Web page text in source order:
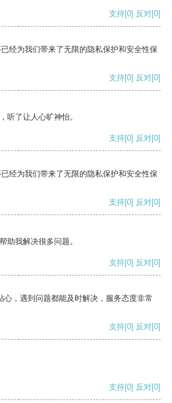
支持[0] 反对[0]
经为我们带来了无限的隐私保护和安全性保
支持[0] 反对[0]
听了让人心旷神怡。
支持[0] 反对[0]
经为我们带来了无限的隐私保护和安全性保
支持[0] 反对[0]
助我解决很多问题。
支持[0] 反对[0]
心，遇到问题都能及时解决，服务态度非常
支持[0] 反对[0]
支持[0] 反对[0]